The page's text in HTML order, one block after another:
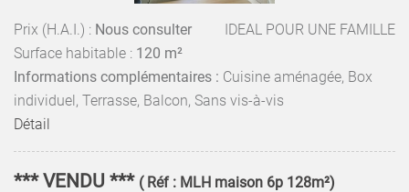
IDEAL POUR UNE FAMILLE
Prix (H.A.I.) : Nous consulter
Surface habitable : 120 m²
Informations complémentaires : Cuisine aménagée, Box
individuel, Terrasse, Balcon, Sans vis-à-vis
Détail
*** VENDU *** ( Réf : MLH maison 6p 128m²)